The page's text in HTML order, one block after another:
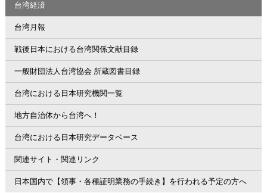
台湾経済
台湾月報
戦後日本における台湾関係文献目録
一般財団法人台湾協会 所蔵図書目録
台湾における日本研究機関一覧
地方自治体から台湾へ！
台湾における日本研究データベース
関連サイト・関連リンク
日本国内で【領事・各種証明業務の手続き】を行われる予定の方へ